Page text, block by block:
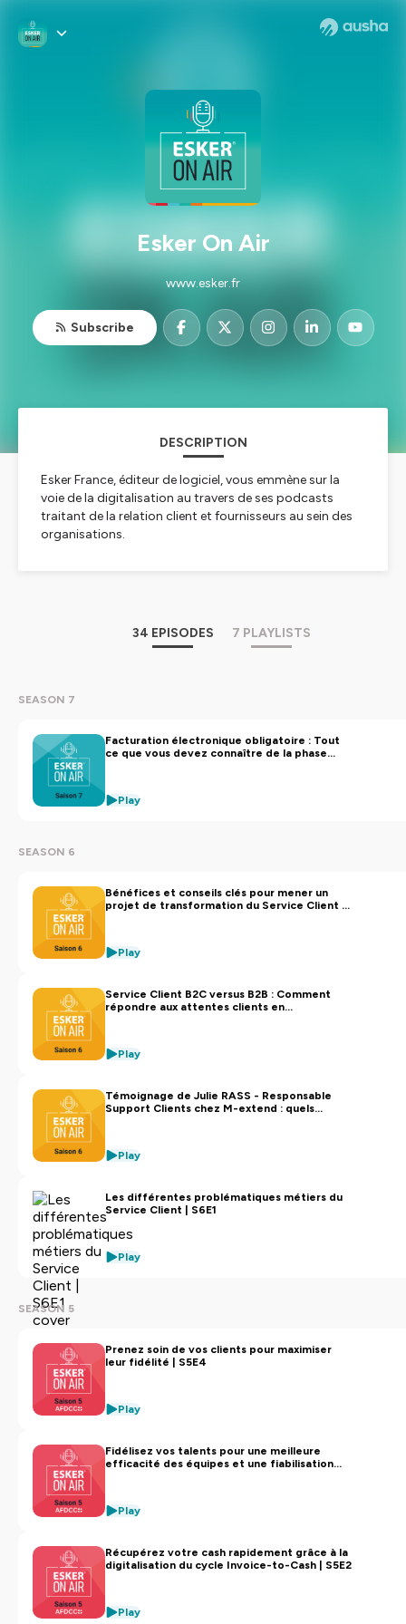
Esker On Air
www.esker.fr
Subscribe
DESCRIPTION
Esker France, éditeur de logiciel, vous emmène sur la
voie de la digitalisation au travers de ses podcasts
traitant de la relation client et fournisseurs au sein des
organisations.
34 EPISODES 7 PLAYLISTS
SEASON 7
Facturation électronique obligatoire : Tout
ce que vous devez connaître de la phase
Play
SEASON 6
Bénéfices et conseils clés pour mener un
projet de transformation du Service Client |
Play
Service Client B2C versus B2B : Comment
répondre aux attentes clients en
Play
Témoignage de Julie RASS - Responsable
Support Clients chez M-extend : quels
Play
Les différentes problématiques métiers du
Service Client | S6E1
Play
SEASON 5
Prenez soin de vos clients pour maximiser
leur fidélité | S5E4
Play
Fidélisez vos talents pour une meilleure
efficacité des équipes et une fiabilisation
Play
Récupérez votre cash rapidement grâce à la
digitalisation du cycle Invoice-to-Cash | S5E2
Play